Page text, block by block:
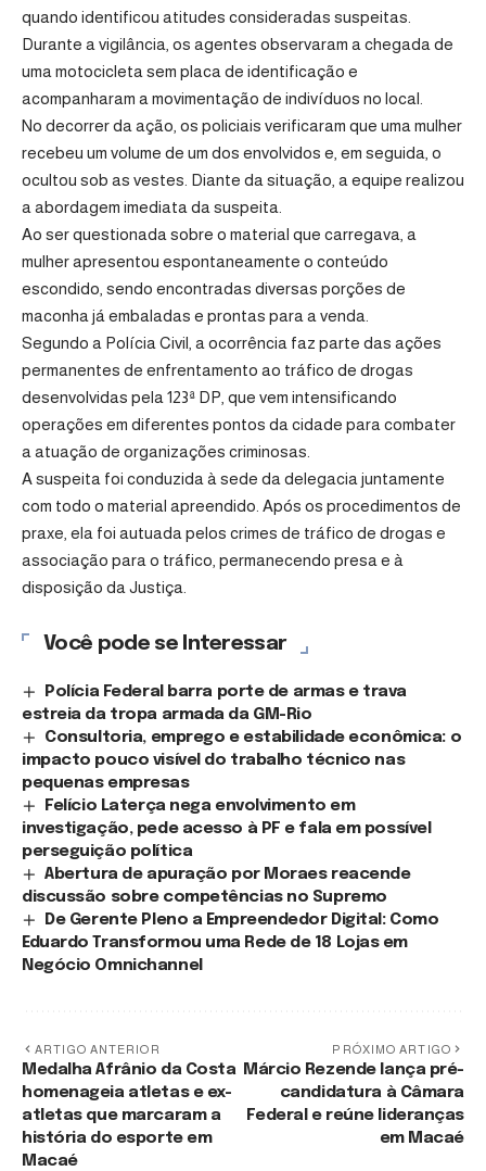
quando identificou atitudes consideradas suspeitas.
Durante a vigilância, os agentes observaram a chegada de
uma motocicleta sem placa de identificação e
acompanharam a movimentação de indivíduos no local.
No decorrer da ação, os policiais verificaram que uma mulher
recebeu um volume de um dos envolvidos e, em seguida, o
ocultou sob as vestes. Diante da situação, a equipe realizou
a abordagem imediata da suspeita.
Ao ser questionada sobre o material que carregava, a
mulher apresentou espontaneamente o conteúdo
escondido, sendo encontradas diversas porções de
maconha já embaladas e prontas para a venda.
Segundo a Polícia Civil, a ocorrência faz parte das ações
permanentes de enfrentamento ao tráfico de drogas
desenvolvidas pela 123ª DP, que vem intensificando
operações em diferentes pontos da cidade para combater
a atuação de organizações criminosas.
A suspeita foi conduzida à sede da delegacia juntamente
com todo o material apreendido. Após os procedimentos de
praxe, ela foi autuada pelos crimes de tráfico de drogas e
associação para o tráfico, permanecendo presa e à
disposição da Justiça.
Você pode se Interessar
Polícia Federal barra porte de armas e trava
estreia da tropa armada da GM-Rio
Consultoria, emprego e estabilidade econômica: o
impacto pouco visível do trabalho técnico nas
pequenas empresas
Felício Laterça nega envolvimento em
investigação, pede acesso à PF e fala em possível
perseguição política
Abertura de apuração por Moraes reacende
discussão sobre competências no Supremo
De Gerente Pleno a Empreendedor Digital: Como
Eduardo Transformou uma Rede de 18 Lojas em
Negócio Omnichannel
ARTIGO ANTERIOR
Medalha Afrânio da Costa
homenageia atletas e ex-
atletas que marcaram a
história do esporte em
Macaé
PRÓXIMO ARTIGO
Márcio Rezende lança pré-
candidatura à Câmara
Federal e reúne lideranças
em Macaé